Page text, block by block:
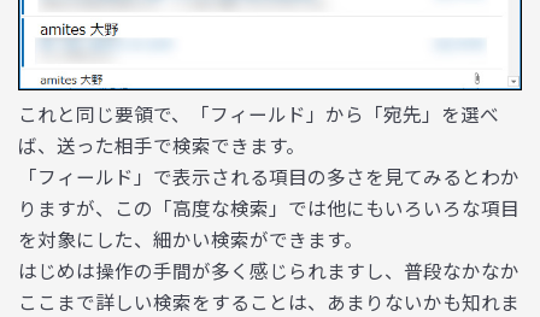
これと同じ要領で、「フィールド」から「宛先」を選べ
ば、送った相手で検索できます。
「フィールド」で表示される項目の多さを見てみるとわか
りますが、この「高度な検索」では他にもいろいろな項目
を対象にした、細かい検索ができます。
はじめは操作の手間が多く感じられますし、普段なかなか
ここまで詳しい検索をすることは、あまりないかも知れま